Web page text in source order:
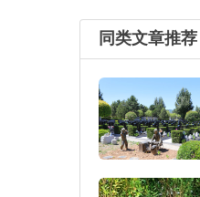
同类文章推荐